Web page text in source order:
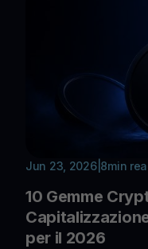
Jun 23, 2026| 8min
10 Gemme
per il 2026